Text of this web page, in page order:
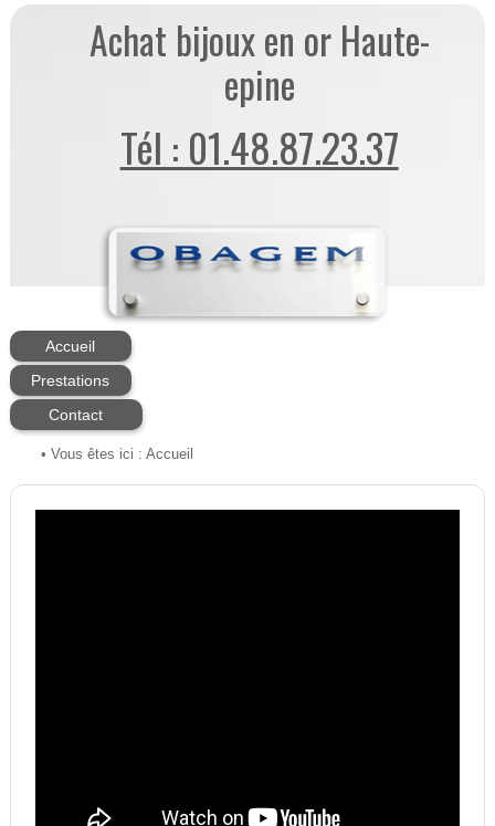
Achat bijoux en or Haute-
epine
Tél : 01.48.87.23.37
Accueil
Prestations
Contact
• Vous êtes ici : Accueil